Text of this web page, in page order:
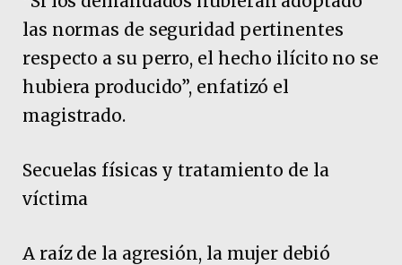
las normas de seguridad pertinentes
respecto a su perro, el hecho ilícito no se
hubiera producido”, enfatizó el
magistrado.
Secuelas físicas y tratamiento de la
víctima
A raíz de la agresión, la mujer debió